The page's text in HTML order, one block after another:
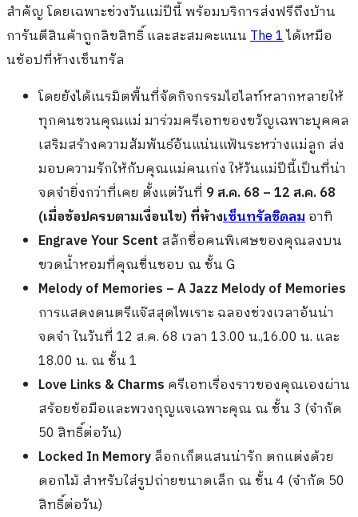
สำคัญ โดยเฉพาะช่วงวันแม่ปีนี้ พร้อมบริการส่งฟรีถึงบ้าน
การันตีสินค้าถูกลิขสิทธิ์ และสะสมคะแนนThe 1ได้เหมือ
นช้อปที่ห้างเซ็นทรัล
โดยยังได้เนรมิตพื้นที่จัดกิจกรรมไฮไลท์หลากหลายให้
ทุกคนชวนคุณแม่ มาร่วมครีเอทของขวัญเฉพาะบุคคล
เสริมสร้างความสัมพันธ์อันแน่นแฟ้นระหว่างแม่ลูก ส่ง
มอบความรักให้กับคุณแม่คนเก่ง ให้วันแม่ปีนี้เป็นที่น่า
จดจำยิ่งกว่าที่เคย ตั้งแต่วันที่ 9ส.ค. 68 – 12ส.ค. 68
(เมื่อช้อปครบตามเงื่อนไข) ที่ห้างเซ็นทรัลชิดลมอาทิ
Engrave Your Scent สลักชื่อคนพิเศษของคุณลงบน
ขวดน้ำหอมที่คุณชื่นชอบ ณ ชั้น G
Melody of Memories – A Jazz Melody of Memories
การแสดงดนตรีแจ๊สสุดไพเราะ ฉลองช่วงเวลาอันน่า
จดจำ ในวันที่ 12 ส.ค. 68 เวลา 13.00 น.,16.00 น. และ
18.00 น. ณ ชั้น 1
Love Links & Charms ครีเอทเรื่องราวของคุณเองผ่าน
สร้อยข้อมือและพวงกุญแจเฉพาะคุณ ณ ชั้น 3 (จำกัด
50 สิทธิ์ต่อวัน)
Locked In Memoryล็อกเก็ตแสนน่ารัก ตกแต่งด้วย
ดอกไม้ สำหรับใส่รูปถ่ายขนาดเล็ก ณ ชั้น 4 (จำกัด 50
สิทธิ์ต่อวัน)